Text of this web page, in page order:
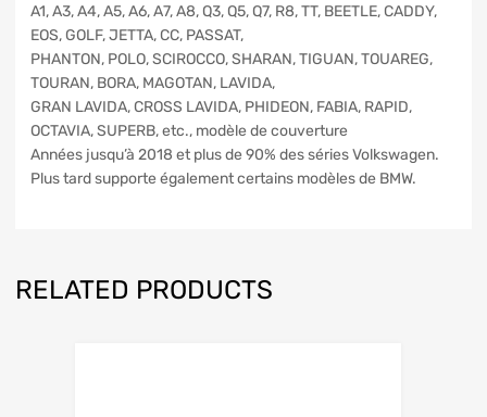
A1, A3, A4, A5, A6, A7, A8, Q3, Q5, Q7, R8, TT, BEETLE, CADDY,
EOS, GOLF, JETTA, CC, PASSAT,
PHANTON, POLO, SCIROCCO, SHARAN, TIGUAN, TOUAREG,
TOURAN, BORA, MAGOTAN, LAVIDA,
GRAN LAVIDA, CROSS LAVIDA, PHIDEON, FABIA, RAPID,
OCTAVIA, SUPERB, etc., modèle de couverture
Années jusqu’à 2018 et plus de 90% des séries Volkswagen.
Plus tard supporte également certains modèles de BMW.
RELATED PRODUCTS